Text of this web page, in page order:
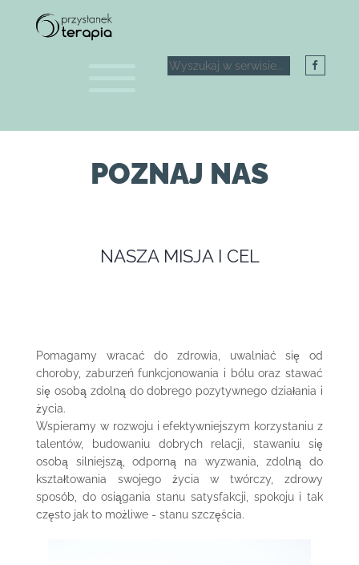
POZNAJ NAS
NASZA MISJA I CEL
Pomagamy wracać do zdrowia, uwalniać się od
choroby, zaburzeń funkcjonowania i bólu oraz stawać
się osobą zdolną do dobrego pozytywnego działania i
życia.
Wspieramy w rozwoju i efektywniejszym korzystaniu z
talentów, budowaniu dobrych relacji, stawaniu się
osobą silniejszą, odporną na wyzwania, zdolną do
kształtowania swojego życia w twórczy, zdrowy
sposób, do osiągania stanu satysfakcji, spokoju i tak
często jak to możliwe - stanu szczęścia.